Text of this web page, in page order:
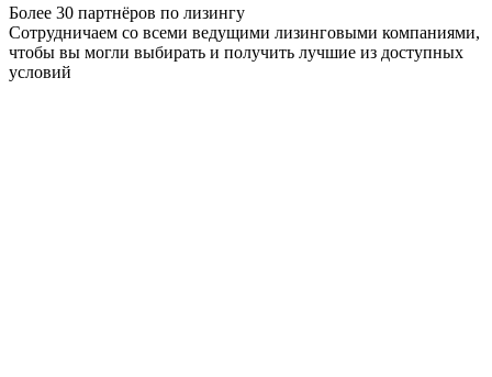
Более 30 партнёров по лизингу
Сотрудничаем со всеми ведущими лизинговыми компаниями,
чтобы вы могли выбирать и получить лучшие из доступных
условий